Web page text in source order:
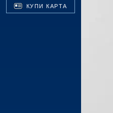
КУПИ КАРТА